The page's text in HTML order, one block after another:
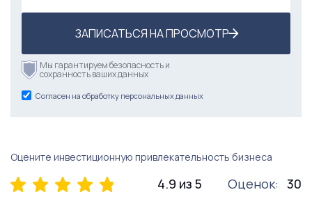
ЗАПИСАТЬСЯ НА ПРОСМОТР
Мы гарантируем безопасность и
сохранность ваших данных
Согласен на обработку персональных данных
Оцените инвестиционную привлекательность бизнеса
4.9 из 5 Оценок: 30